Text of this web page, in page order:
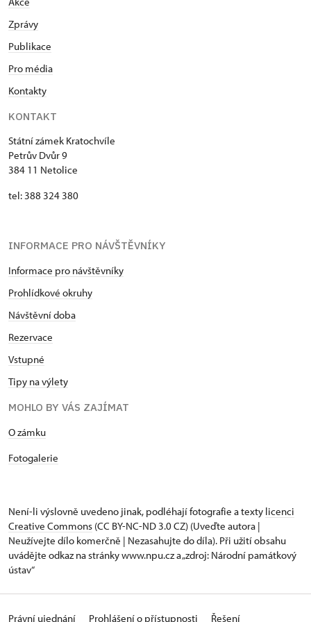
Zprávy
Publikace
Pro média
Kontakty
KONTAKT
Státní zámek Kratochvíle
Petrův Dvůr 9
384 11 Netolice
tel: 388 324 380
INFORMACE PRO NÁVŠTĚVNÍKY
Informace pro návštěvníky
Prohlídkové okruhy
Návštěvní doba
Rezervace
Vstupné
Tipy na výlety
MOHLO BY VÁS ZAJÍMAT
​​​​​​O zámku
Fotogalerie
Není-li výslovně uvedeno jinak, podléhají fotografie a texty licenci
Creative Commons (CC BY-NC-ND 3.0 CZ) (Uveďte autora |
Neužívejte dílo komerčně | Nezasahujte do díla). Při užití obsahu
uvádějte odkaz na stránky www.npu.cz a „zdroj: Národní památkový
ústav“
Právní ujednání Prohlášení o přístupnosti Řešení